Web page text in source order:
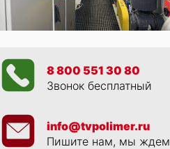
8 800 551 30 80
Звонок бесплатный
info@tvpolimer.ru
Пишите нам, мы ждем